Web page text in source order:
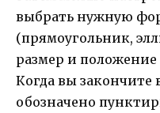
выбрать нужную
(прямоугольник,
размер и
Когда вы закончите
обозначено